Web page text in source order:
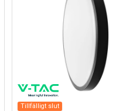
Tillfälligt slut